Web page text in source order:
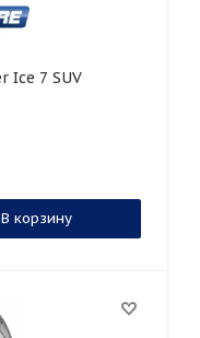
В корзину